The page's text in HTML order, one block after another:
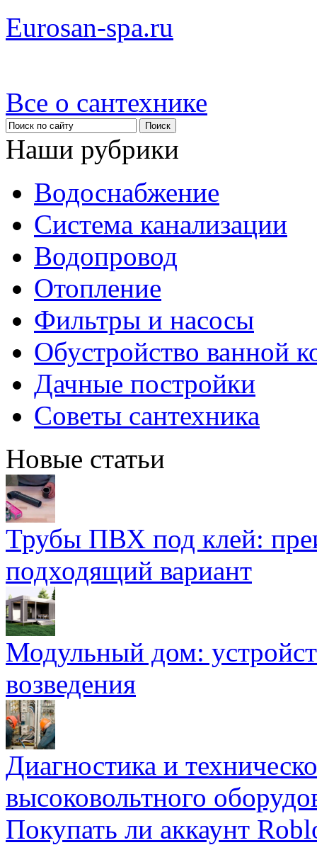
Eurosan-spa.ru
Все о сантехнике
Наши рубрики
Водоснабжение
Система канализации
Водопровод
Отопление
Фильтры и насосы
Обустройство ванной
Дачные постройки
Советы сантехника
Новые статьи
Трубы ПВХ под клей:
подходящий вариант
Модульный дом:
возведения
Диагностика и
высоковольтного
Покупать ли аккаунт